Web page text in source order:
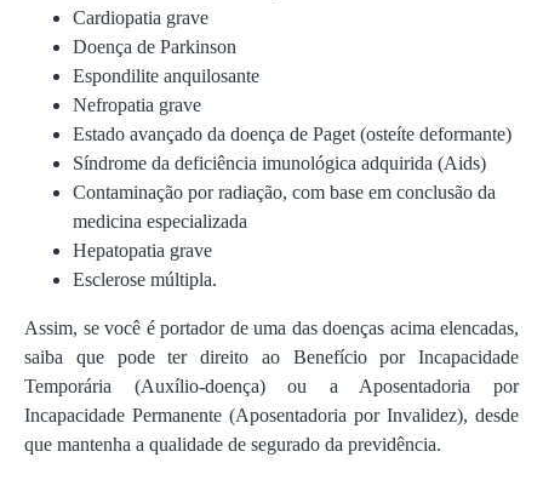
Cardiopatia grave
Doença de Parkinson
Espondilite anquilosante
Nefropatia grave
Estado avançado da doença de Paget (osteíte deformante)
Síndrome da deficiência imunológica adquirida (Aids)
Contaminação por radiação, com base em conclusão da
medicina especializada
Hepatopatia grave
Esclerose múltipla.
Assim, se você é portador de uma das doenças acima elencadas,
saiba que pode ter direito ao Benefício por Incapacidade
Temporária (Auxílio-doença) ou a Aposentadoria por
Incapacidade Permanente (Aposentadoria por Invalidez), desde
que mantenha a qualidade de segurado da previdência.